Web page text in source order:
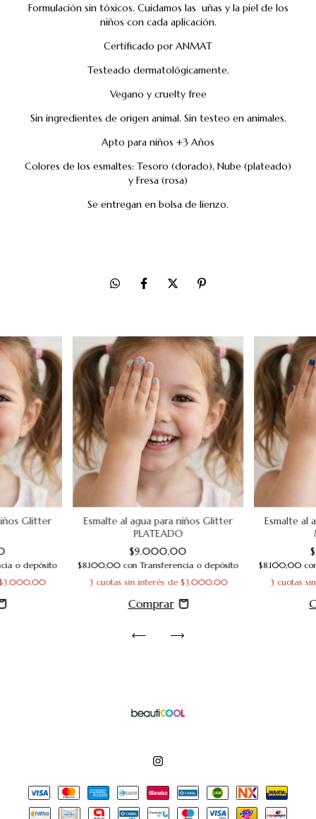
Formulación sin tóxicos. Cuidamos las uñas y la piel de los
niños con cada aplicación.
Certificado por ANMAT
Testeado dermatológicamente.
Vegano y cruelty free
Sin ingredientes de origen animal. Sin testeo en animales.
Apto para niños +3 Años
Colores de los esmaltes: Tesoro (dorado), Nube (plateado)
y Fresa (rosa)
Se entregan en bolsa de lienzo.
Glitter
o depósito
Esmalte al agua para niños Glitter
PLATEADO
$9.000,00
$8.100,00 con Transferencia o depósito
3 cuotas sin interés de $3.000,00
Esmalte al
$8.100,00
3 cuotas